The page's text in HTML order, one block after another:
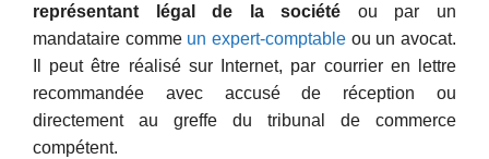
représentant légal de la société ou par un
mandataire comme un expert-comptable ou un avocat.
Il peut être réalisé sur Internet, par courrier en lettre
recommandée avec accusé de réception ou
directement au greffe du tribunal de commerce
compétent.